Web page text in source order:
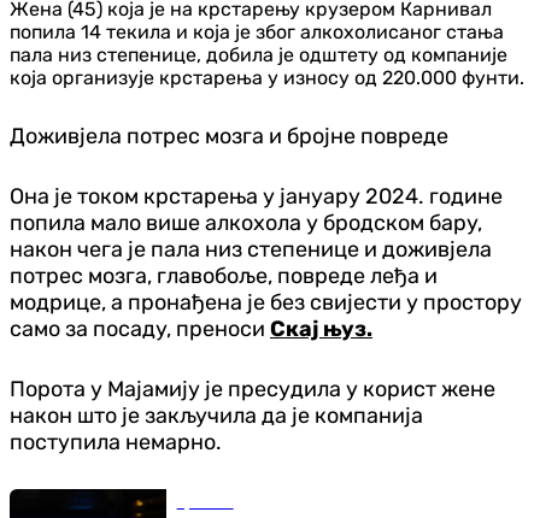
Жена (45) која је на крстарењу крузером Карнивал
попила 14 текила и која је због алкохолисаног стања
пала низ степенице, добила је одштету од компаније
која организује крстарења у износу од 220.000 фунти.
Доживјела потрес мозга и бројне повреде
Она је током крстарења у јануару 2024. године
попила мало више алкохола у бродском бару,
након чега је пала низ степенице и доживјела
потрес мозга, главобоље, повреде леђа и
модрице, а пронађена је без свијести у простору
само за посаду, преноси Скај њуз.
Порота у Мајамију је пресудила у корист жене
након што је закључила да је компанија
поступила немарно.